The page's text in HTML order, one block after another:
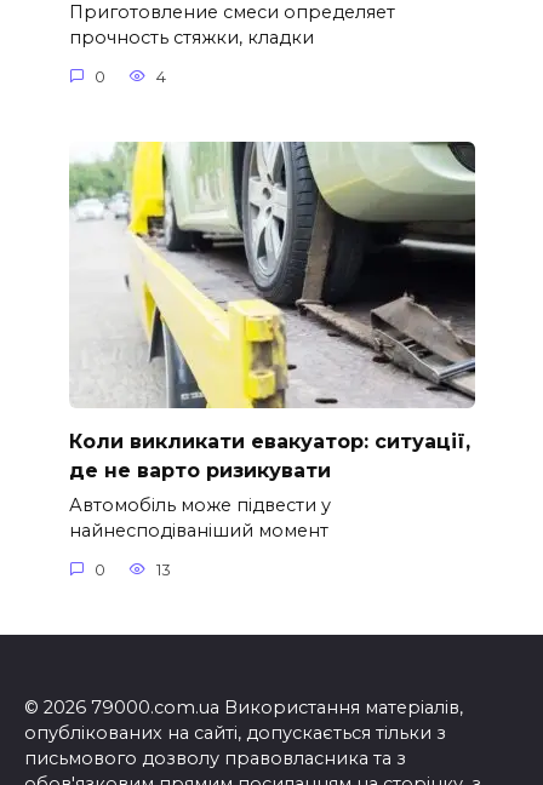
Приготовление смеси определяет
прочность стяжки, кладки
0 4
Коли викликати евакуатор: ситуації,
де не варто ризикувати
Автомобіль може підвести у
найнесподіваніший момент
0 13
© 2026 79000.com.ua Використання матеріалів,
опублікованих на сайті, допускається тільки з
письмового дозволу правовласника та з